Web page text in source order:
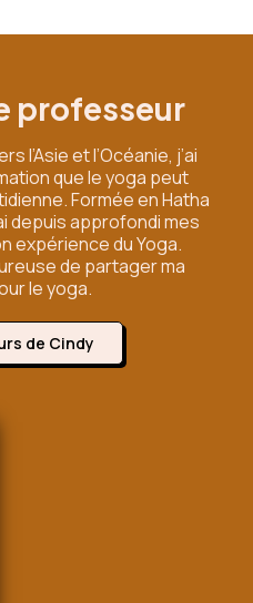
professeur
l’Asie et l’Océanie, j’ai
que le yoga peut
Formée en Hatha
depuis approfondi mes
expérience du Yoga.
de partager ma
le yoga.
de Cindy